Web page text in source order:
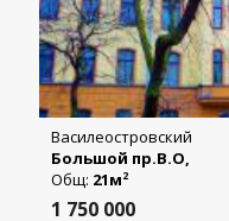
Василеостровский
Большой пр.В.О,
Общ: 21м2
1 750 000